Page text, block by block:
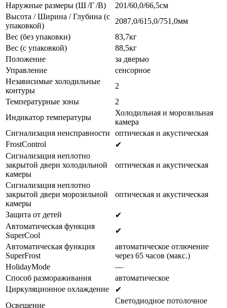
Наружные размеры (Ш /Г /В)
201/60,0/66,5см
Высота / Ширина / Глубина (с
упаковкой)
2087,0/615,0/751,0мм
Вес (без упаковки)
83,7кг
Вес (с упаковкой)
88,5кг
Положение
за дверью
Управление
сенсорное
Независимые холодильные
контуры
2
Температурные зоны
2
Индикатор температуры
Холодильная и морозильная
камера
Сигнализация неисправности
oптическая и акустическая
FrostControl
✔
Сигнализация неплотно
закрытой двери холодильной
камеры
oптическая и акустическая
Сигнализация неплотно
закрытой двери морозильной
камеры
oптическая и акустическая
Защита от детей
✔
Автоматическая функция
SuperСool
✔
Автоматическая функция
SuperFrost
автоматическое отлючение
через 65 часов (макс.)
HolidayMode
—
Способ размораживания
автоматическое
Циркуляционное охлаждение
✔
Освещение
Светодиодное потолочное